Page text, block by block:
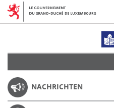
NACHRICHTEN